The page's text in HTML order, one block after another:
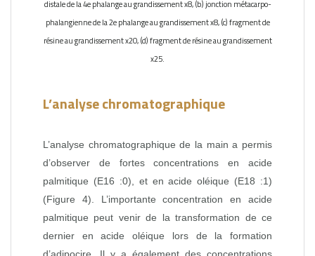
distale de la 4e phalange au grandissement x8, (b) jonction métacarpo-
phalangienne de la 2e phalange au grandissement x8, (c) fragment de
résine au grandissement x20, (d) fragment de résine au grandissement
x25.
L’analyse chromatographique
L’analyse chromatographique de la main a permis
d’observer de fortes concentrations en acide
palmitique (E16 :0), et en acide oléique (E18 :1)
(Figure 4). L’importante concentration en acide
palmitique peut venir de la transformation de ce
dernier en acide oléique lors de la formation